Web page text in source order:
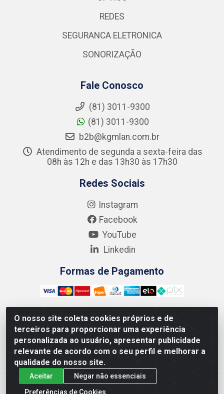
O nosso site coleta cookies próprios e de
terceiros para proporcionar uma experiência
personalizada ao usuário, apresentar publicidade
relevante de acordo com o seu perfil e melhorar a
qualidade do nosso site.
Aceitar
Negar não essenciais
Preferências de Cookies
REDES
SEGURANCA ELETRONICA
SONORIZAÇÃO
Fale Conosco
(81) 3011-9300
(81) 3011-9300
b2b@kgmlan.com.br
Atendimento de segunda a sexta-feira das
08h às 12h e das 13h30 às 17h30
Redes Sociais
Instagram
Facebook
YouTube
Linkedin
Formas de Pagamento
Kgmlan Distribuidora LTDA - CNPJ 18.217.682/0001-54 -
Rua Pedro de Barros Cavalcante, 58 - Bultrins, Olinda/PE
- CEP 53320-110